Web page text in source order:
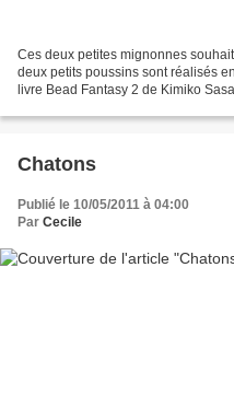
Ces deux petites mignonnes
deux petits poussins sont réalisés
livre Bead Fantasy 2 de Kimiko
Chatons
Publié le 10/05/2011 à 04:00
Par Cecile